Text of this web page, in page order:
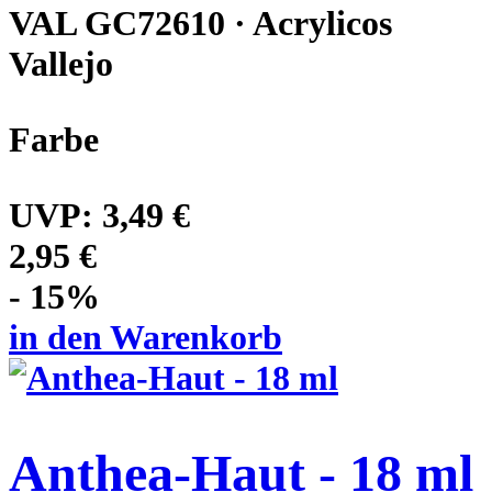
VAL GC72610 · Acrylicos
Vallejo
Farbe
UVP: 3,49 €
2,95 €
- 15%
in den Warenkorb
Anthea-Haut - 18 ml